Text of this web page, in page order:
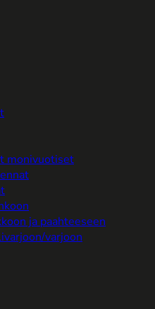
monivuotiset
ja paahteeseen
varjoon